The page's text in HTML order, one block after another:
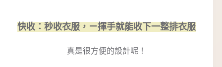
快收：秒收衣服，ㄧ揮手就能收下一整排衣服
真是很方便的設計呢！